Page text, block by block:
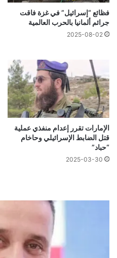
فظائع “إسرائيل” في غزة فاقت
جرائم ألمانيا بالحرب العالمية
2025-08-02
الإمارات تقرر إعدام منفذي عملية
قتل الضابط الإسرائيلي وحاخام
“حباد”
2025-03-30